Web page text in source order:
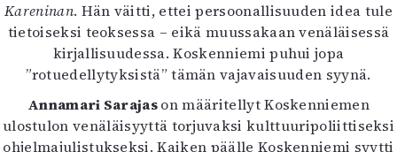
Kareninan. Hän väitti, ettei persoonallisuuden idea tule
tietoiseksi teoksessa – eikä muussakaan venäläisessä
kirjallisuudessa. Koskenniemi puhui jopa
”rotuedellytyksistä” tämän vajavaisuuden syynä.
Annamari Sarajason määritellyt Koskenniemen
ulostulon venäläisyyttä torjuvaksi kulttuuripoliittiseksi
ohjelmajulistukseksi. Kaiken päälle Koskenniemi syytti